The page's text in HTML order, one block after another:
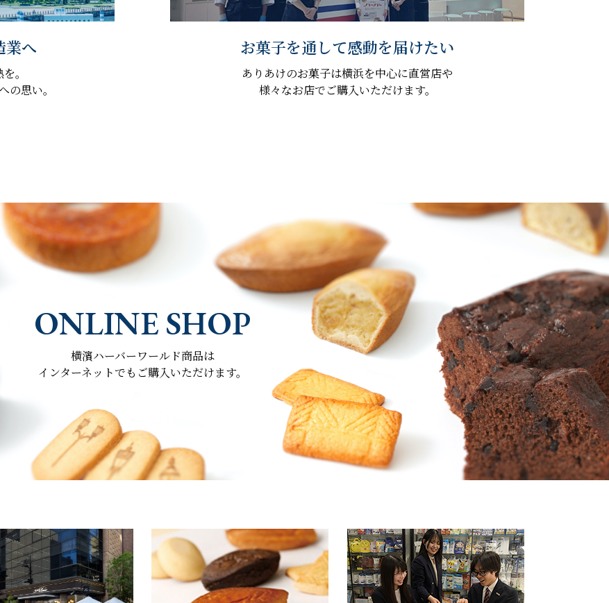
業へ
。
の思い。
お菓子を通して感動を届けたい
ありあけのお菓子は横浜を中心に直営店や
様々なお店でご購入いただけます。
ONLINE SHOP
横濱ハーバーワールド商品は
インターネットでもご購入いただけます。